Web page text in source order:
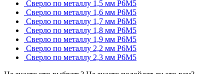
Сверло по металлу 1,5 мм Р6М5
Сверло по металлу 1,6 мм Р6М5
Сверло по металлу 1,7 мм Р6М5
Сверло по металлу 1,8 мм Р6М5
Сверло по металлу 1,9 мм Р6М5
Сверло по металлу 2,2 мм Р6М5
Сверло по металлу 2,3 мм Р6М5